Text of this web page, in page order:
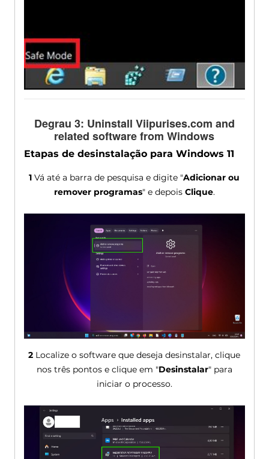
Degrau 3: Uninstall Viipurises.com and
related software from Windows
Etapas de desinstalação para Windows 11
1 Vá até a barra de pesquisa e digite "Adicionar ou
remover programas" e depois Clique.
2 Localize o software que deseja desinstalar, clique
nos três pontos e clique em "Desinstalar" para
iniciar o processo.